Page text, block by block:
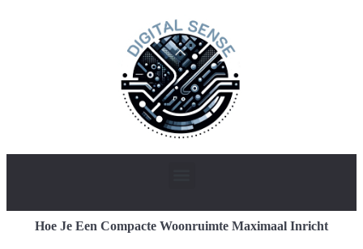
Hoe Je Een Compacte Woonruimte Maximaal Inricht